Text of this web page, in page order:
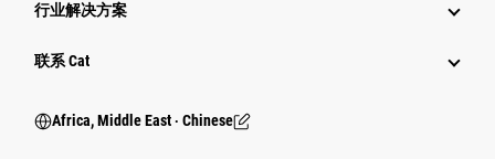
行业解决方案
行业
联系 Cat
Africa, Middle East ‧ Chinese